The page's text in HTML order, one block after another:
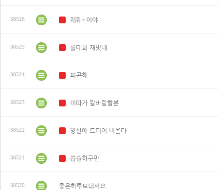
38526 줴줴~이야
38525 롤대회 재밋네
38524 피곤해
38523 이따가 칼바람할분
38522 양산에 드디어 비온다
38521 씁슬하구만
38520 좋은하루보내셔요